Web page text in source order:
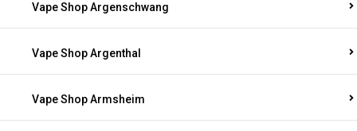
Vape Shop Argenschwang
Vape Shop Argenthal
Vape Shop Armsheim